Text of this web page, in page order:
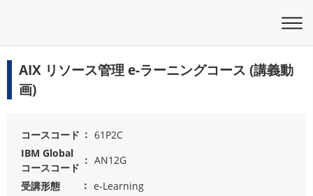
AIX リソース管理 e-ラーニングコース (講義動
画)
コースコード
61P2C
IBM Global
コースコード
AN12G
受講形態
e-Learning